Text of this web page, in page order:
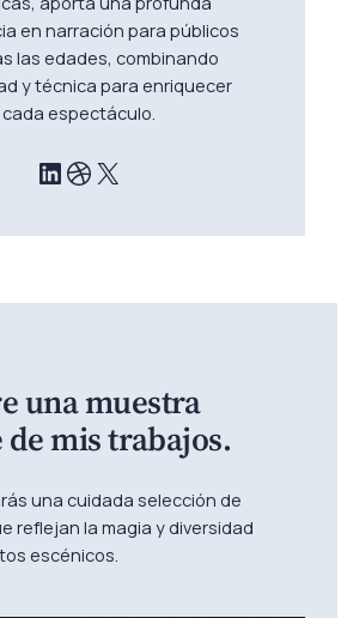
en narración para públicos
las edades, combinando
y técnica para enriquecer
cada espectáculo.
LinkedIn
Dribbble
X
una muestra
mis trabajos.
una cuidada selección de
reflejan la magia y diversidad
escénicos.